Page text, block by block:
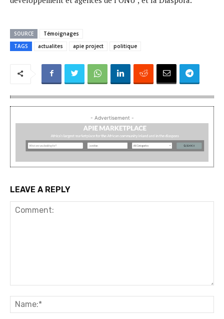
SOURCE
Témoignages
TAGS
actualites apie project politique
- Advertisement -
LEAVE A REPLY